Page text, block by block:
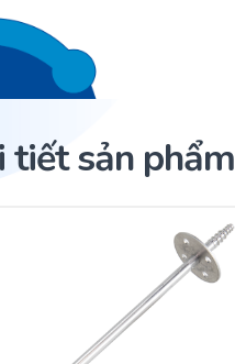
cảm biến
tiết sản phẩm
Cảm biến ACI